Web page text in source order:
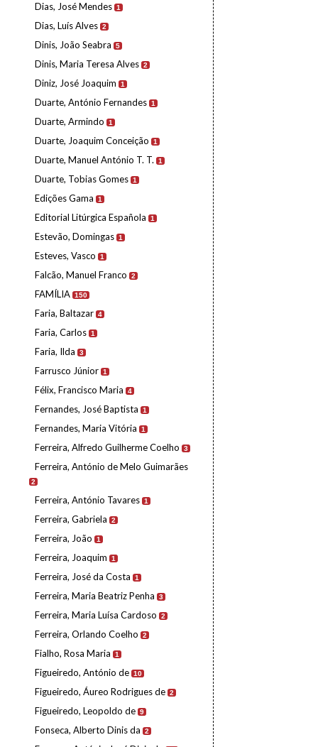
Dias, José Mendes 1
Dias, Luís Alves 2
Dinis, João Seabra 5
Dinis, Maria Teresa Alves 2
Diniz, José Joaquim 1
Duarte, António Fernandes 1
Duarte, Armindo 1
Duarte, Joaquim Conceição 1
Duarte, Manuel António T. T. 1
Duarte, Tobias Gomes 1
Edições Gama 1
Editorial Litúrgica Española 1
Estevão, Domingas 1
Esteves, Vasco 1
Falcão, Manuel Franco 2
FAMÍLIA 150
Faria, Baltazar 4
Faria, Carlos 1
Faria, Ilda 3
Farrusco Júnior 1
Félix, Francisco Maria 4
Fernandes, José Baptista 1
Fernandes, Maria Vitória 1
Ferreira, Alfredo Guilherme Coelho 3
Ferreira, António de Melo Guimarães
2
Ferreira, António Tavares 1
Ferreira, Gabriela 2
Ferreira, João 1
Ferreira, Joaquim 1
Ferreira, José da Costa 1
Ferreira, Maria Beatriz Penha 3
Ferreira, Maria Luísa Cardoso 2
Ferreira, Orlando Coelho 2
Fialho, Rosa Maria 1
Figueiredo, António de 10
Figueiredo, Áureo Rodrigues de 2
Figueiredo, Leopoldo de 9
Fonseca, Alberto Dinis da 2